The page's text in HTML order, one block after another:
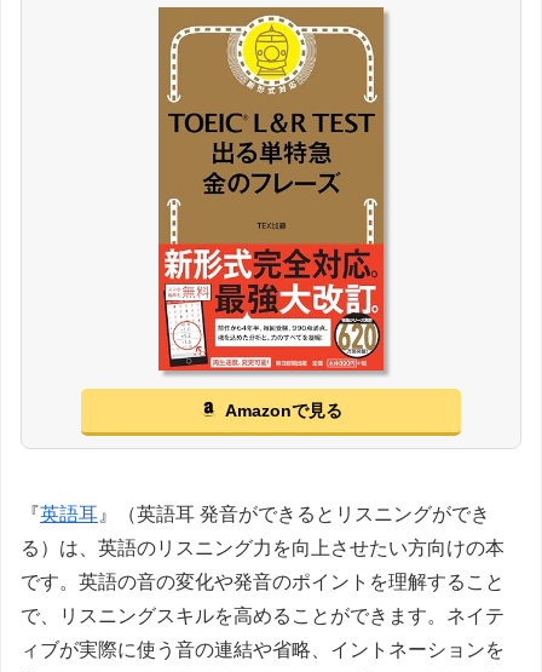
Amazonで見る
『英語耳 』（英語耳 発音ができるとリスニングができ
る）は、英語のリスニング力を向上させたい方向けの本
です。英語の音の変化や発音のポイントを理解すること
で、リスニングスキルを高めることができます。ネイテ
ィブが実際に使う音の連結や省略、イントネーションを